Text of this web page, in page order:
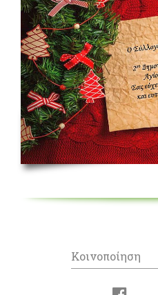
Κοινοποίηση